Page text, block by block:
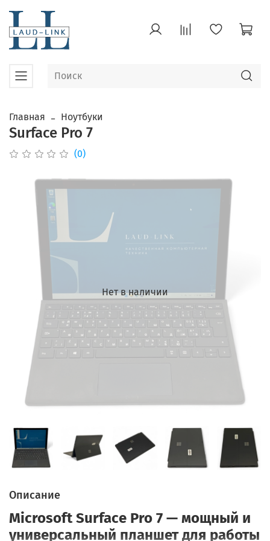
Главная Ноутбуки
Surface Pro 7
(0)
Нет в наличии
Описание
Microsoft Surface Pro 7 — мощный и
универсальный планшет для работы